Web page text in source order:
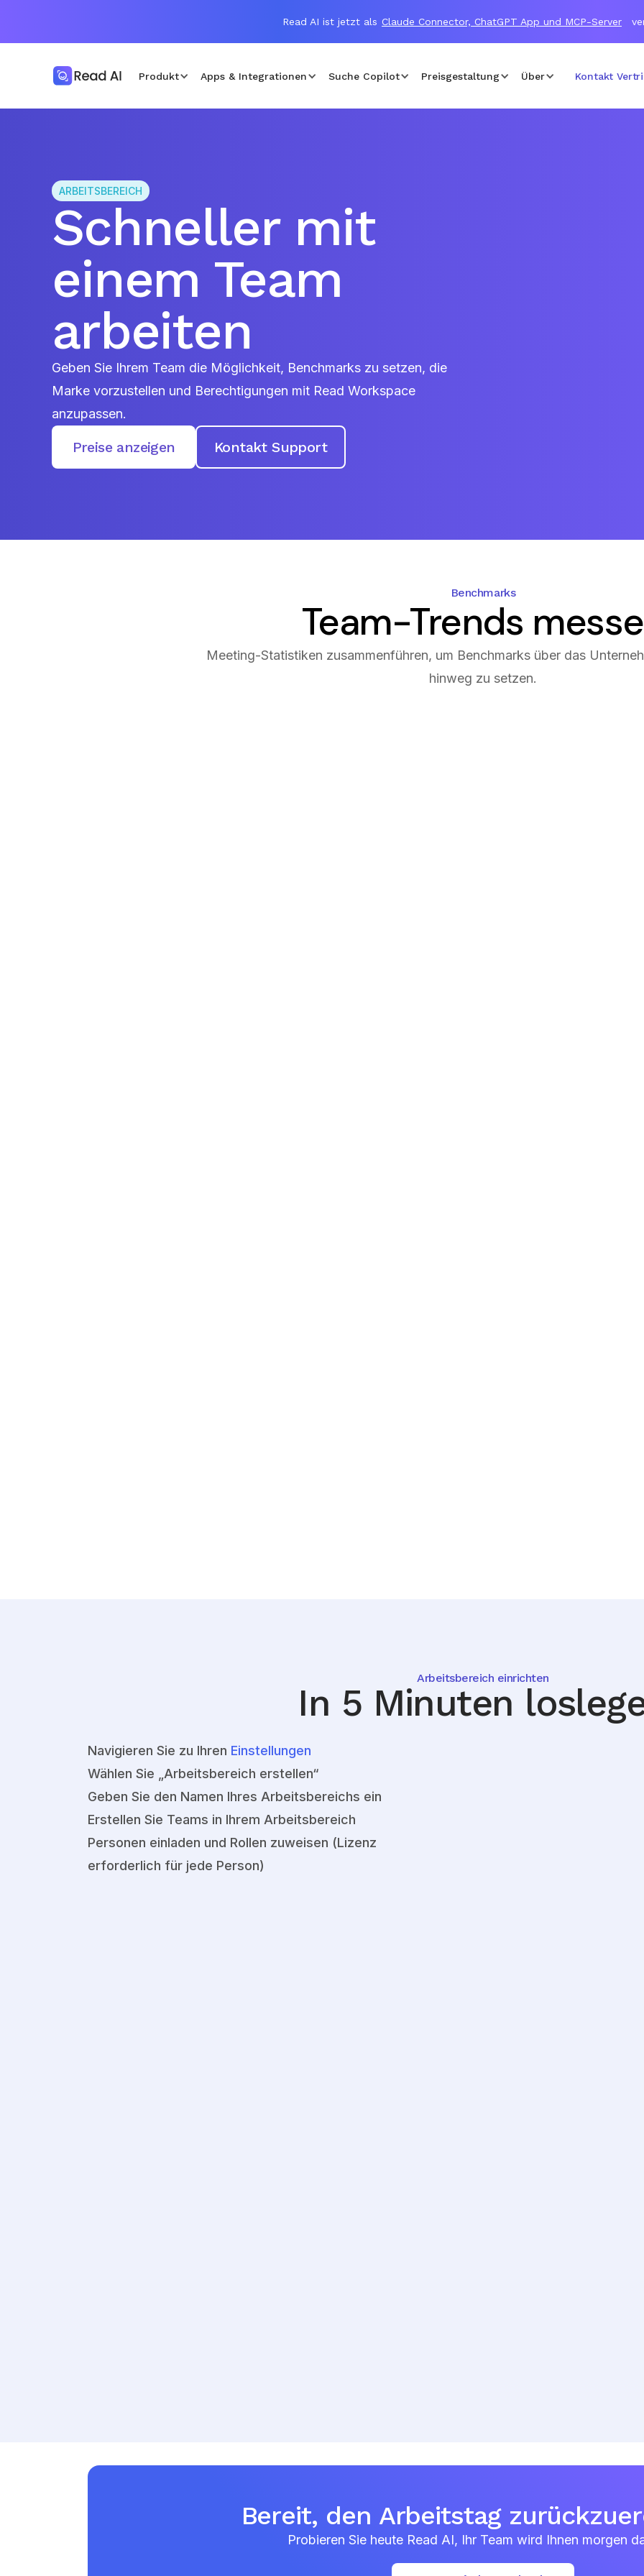
Read AI ist jetzt als Claude Connector, ChatGPT App und MCP-Server
Produkt Apps & Integrationen Suche Copilot Preisgestaltung Über Kontakt
ARBEITSBEREICH
Schneller mit
einem Team
arbeiten
Geben Sie Ihrem Team die Möglichkeit, Benchmarks zu setzen, die
Marke vorzustellen und Berechtigungen mit Read Workspace
anzupassen.
Preise anzeigen Kontakt Support
Benchmarks
Team-Trends
Meeting-Statistiken zusammenführen, um Benchmarks über das
hinweg zu setzen.
Arbeitsbereich einrichten
In 5 Minuten
Navigieren Sie zu Ihren Einstellungen
Wählen Sie „Arbeitsbereich erstellen“
Geben Sie den Namen Ihres Arbeitsbereichs ein
Erstellen Sie Teams in Ihrem Arbeitsbereich
Personen einladen und Rollen zuweisen (Lizenz
erforderlich für jede Person)
Bereit, den Arbeitstag
Probieren Sie heute Read AI, Ihr Team wird Ihnen morgen